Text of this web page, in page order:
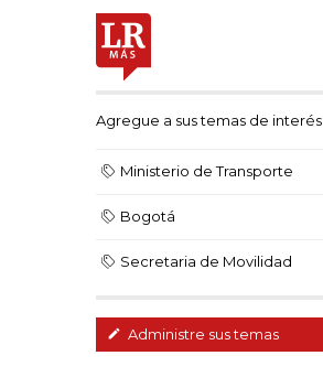
Agregue a sus temas de interés
Ministerio de Transporte
Bogotá
Secretaria de Movilidad
Administre sus temas